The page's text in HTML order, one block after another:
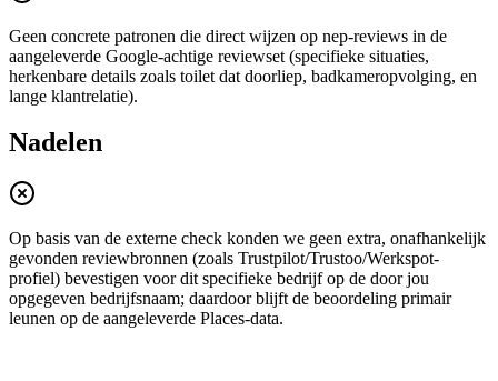
Geen concrete patronen die direct wijzen op nep-reviews in de
aangeleverde Google-achtige reviewset (specifieke situaties,
herkenbare details zoals toilet dat doorliep, badkameropvolging, en
lange klantrelatie).
Nadelen
Op basis van de externe check konden we geen extra, onafhankelijk
gevonden reviewbronnen (zoals Trustpilot/Trustoo/Werkspot-
profiel) bevestigen voor dit specifieke bedrijf op de door jou
opgegeven bedrijfsnaam; daardoor blijft de beoordeling primair
leunen op de aangeleverde Places-data.